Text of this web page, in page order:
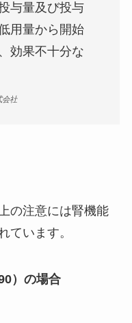
与量及び投与
用量から開始
効果不十分な
会社
の注意には腎機能
ています。
）の場合